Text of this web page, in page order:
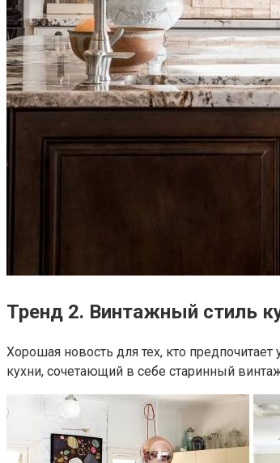
Тренд 2. Винтажный стиль
Хорошая новость для тех, кто
кухни, сочетающий в себе старинный